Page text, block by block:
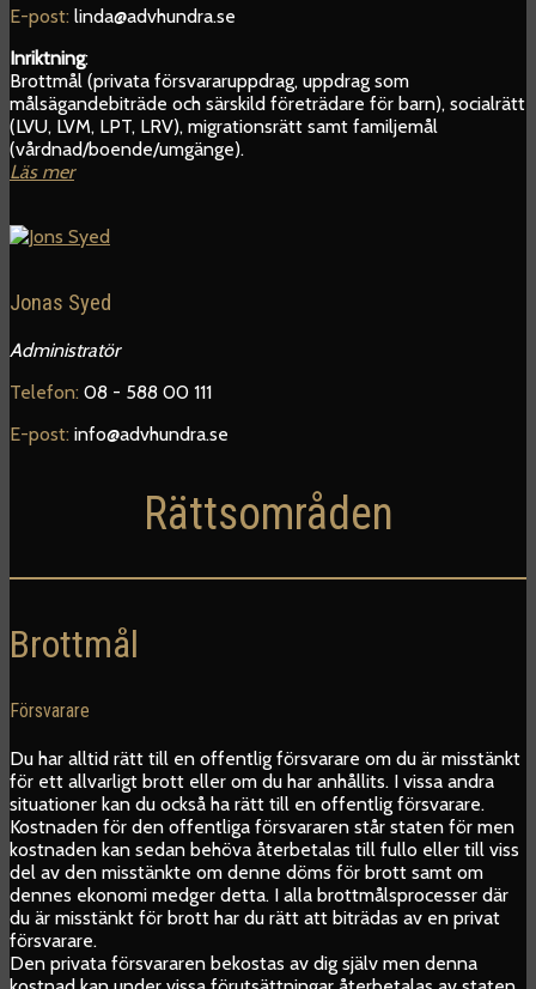
E-post: linda@advhundra.se
Inriktning:
Brottmål (privata försvararuppdrag, uppdrag som
målsägandebiträde och särskild företrädare för barn), socialrätt
(LVU, LVM, LPT, LRV), migrationsrätt samt familjemål
(vårdnad/boende/umgänge).
Läs mer
Jonas Syed
Administratör
Telefon: 08 - 588 00 111
E-post: info@advhundra.se
Rättsområden
Brottmål
Försvarare
Du har alltid rätt till en offentlig försvarare om du är misstänkt
för ett allvarligt brott eller om du har anhållits. I vissa andra
situationer kan du också ha rätt till en offentlig försvarare.
Kostnaden för den offentliga försvararen står staten för men
kostnaden kan sedan behöva återbetalas till fullo eller till viss
del av den misstänkte om denne döms för brott samt om
dennes ekonomi medger detta. I alla brottmålsprocesser där
du är misstänkt för brott har du rätt att biträdas av en privat
försvarare.
Den privata försvararen bekostas av dig själv men denna